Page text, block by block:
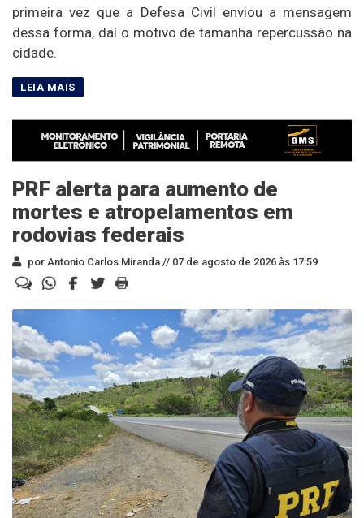
primeira vez que a Defesa Civil enviou a mensagem
dessa forma, daí o motivo de tamanha repercussão na
cidade.
PRF alerta para aumento de
mortes e atropelamentos em
rodovias federais
por Antonio Carlos Miranda // 07 de agosto de 2026 às 17:59